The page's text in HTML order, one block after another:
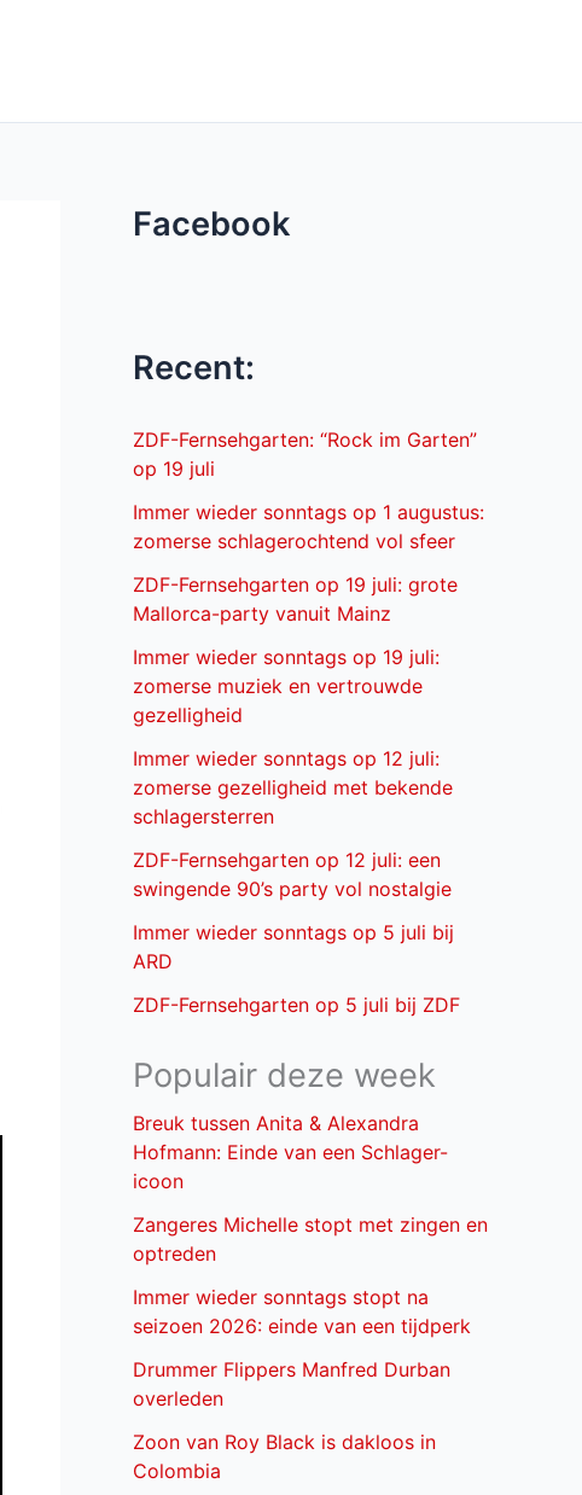
Facebook
Recent:
ZDF-Fernsehgarten: “Rock im Garten”
op 19 juli
Immer wieder sonntags op 1 augustus:
zomerse schlagerochtend vol sfeer
ZDF-Fernsehgarten op 19 juli: grote
Mallorca-party vanuit Mainz
Immer wieder sonntags op 19 juli:
zomerse muziek en vertrouwde
gezelligheid
Immer wieder sonntags op 12 juli:
zomerse gezelligheid met bekende
schlagersterren
ZDF-Fernsehgarten op 12 juli: een
swingende 90’s party vol nostalgie
Immer wieder sonntags op 5 juli bij
ARD
ZDF-Fernsehgarten op 5 juli bij ZDF
Populair deze week
Breuk tussen Anita & Alexandra
Hofmann: Einde van een Schlager-
icoon
Zangeres Michelle stopt met zingen en
optreden
Immer wieder sonntags stopt na
seizoen 2026: einde van een tijdperk
Drummer Flippers Manfred Durban
overleden
Zoon van Roy Black is dakloos in
Colombia